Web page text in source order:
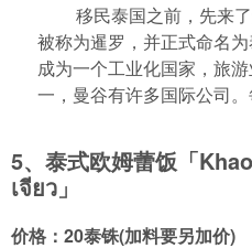
移民泰国之前，先来
被称为暹罗，并正式命名
成为一个工业化国家，旅
一，曼谷有许多国际公司
5、泰式欧姆蕾饭「
เจียว」
价格：20泰铢(加料要另加价)